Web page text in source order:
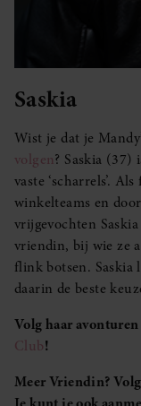
Saskia
Wist je dat je
volgen? Saskia (37)
vaste ‘scharrels’.
winkelteams en
vrijgevochten
vriendin, bij wie ze
flink botsen. Saskia
daarin de beste
Volg haar avonturen
Club!
Meer Vriendin?